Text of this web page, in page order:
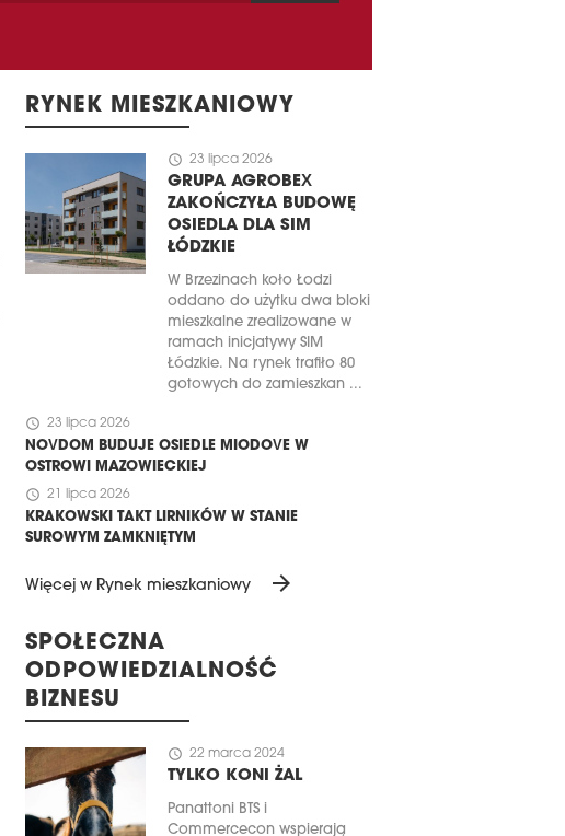
RYNEK MIESZKANIOWY
schedule 23 lipca 2026
GRUPA AGROBEX
ZAKOŃCZYŁA BUDOWĘ
OSIEDLA DLA SIM
ŁÓDZKIE
W Brzezinach koło Łodzi
oddano do użytku dwa bloki
mieszkalne zrealizowane w
ramach inicjatywy SIM
Łódzkie. Na rynek trafiło 80
gotowych do zamieszkan ...
schedule 23 lipca 2026
NOVDOM BUDUJE OSIEDLE MIODOVE W
OSTROWI MAZOWIECKIEJ
schedule 21 lipca 2026
KRAKOWSKI TAKT LIRNIKÓW W STANIE
SUROWYM ZAMKNIĘTYM
Więcej w Rynek mieszkaniowy arrow_forward
SPOŁECZNA
ODPOWIEDZIALNOŚĆ
BIZNESU
schedule 22 marca 2024
TYLKO KONI ŻAL
Panattoni BTS i
Commercecon wspierają